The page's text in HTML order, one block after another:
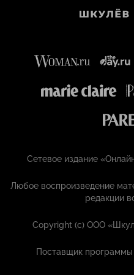
Сетевое издание
Любое воспроизведение
редакции
Copyright (с) ООО
Поставщик программы